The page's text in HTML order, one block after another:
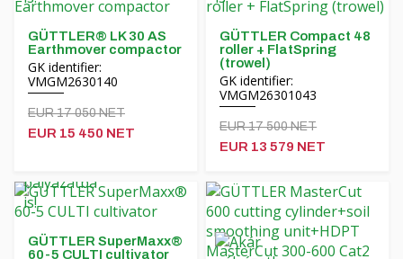
Nederlands
Français
Русский
српски
Українська
GÜTTLER® LK 30 AS
Earthmover compactor
GK identifier:
VMGM2630140
EUR 17 050 NET
EUR 15 450 NET
GÜTTLER Compact 48
roller + FlatSpring
(trowel)
GK identifier:
VMGM26301043
EUR 17 500 NET
EUR 13 579 NET
GÜTTLER SuperMaxx®
60-5 CULTI cultivator